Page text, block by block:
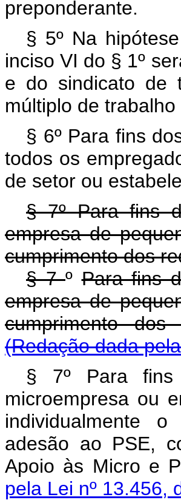
preponderante.
§ 5º Na
inciso VI do § 1º
e do sindicato de
múltiplo de
§ 6º Para fins
todos os
de setor ou
§ 7º Para fins
empresa de
cumprimento dos
§ 7ºPara fins
empresa de
cumprimento
(Redação dada
§ 7º Para
microempresa ou
individualmente
adesão ao PSE,
Apoio às Micro e
pela Lei nº 13.456,